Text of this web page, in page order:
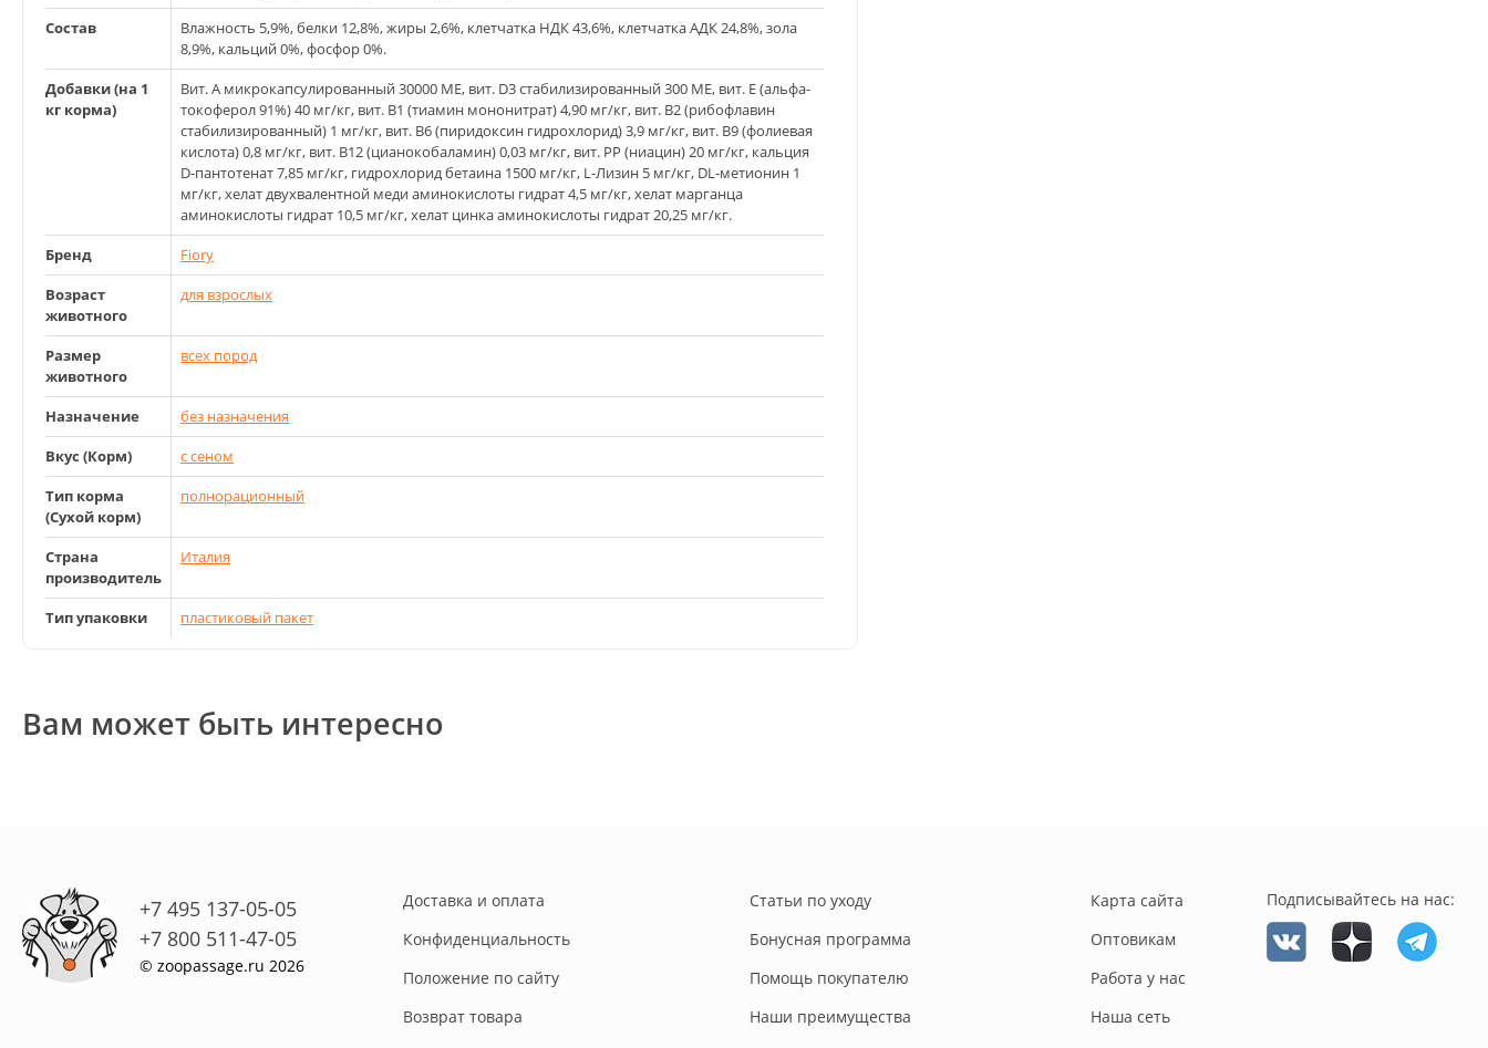
Состав
Влажность 5,9%, белки 12,8%, жиры 2,6%, клетчатка НДК 43,6%, клетчатка AДК 24,8%, зола
8,9%, кальций 0%, фосфор 0%.
Добавки (на 1
кг корма)
Вит. А микрокапсулированный 30000 МЕ, вит. D3 стабилизированный 300 МЕ, вит. Е (альфа-
токоферол 91%) 40 мг/кг, вит. В1 (тиамин мононитрат) 4,90 мг/кг, вит. В2 (рибофлавин
стабилизированный) 1 мг/кг, вит. В6 (пиридоксин гидрохлорид) 3,9 мг/кг, вит. В9 (фолиевая
кислота) 0,8 мг/кг, вит. В12 (цианокобаламин) 0,03 мг/кг, вит. РР (ниацин) 20 мг/кг, кальция
D-пантотенат 7,85 мг/кг, гидрохлорид бетаина 1500 мг/кг, L-Лизин 5 мг/кг, DL-метионин 1
мг/кг, хелат двухвалентной меди аминокислоты гидрат 4,5 мг/кг, хелат марганца
аминокислоты гидрат 10,5 мг/кг, хелат цинка аминокислоты гидрат 20,25 мг/кг.
Бренд
Fiory
Возраст
животного
для взрослых
Размер
животного
всех пород
Назначение
без назначения
Вкус (Корм)
с сеном
Тип корма
(Сухой корм)
полнорационный
Страна
производитель
Италия
Тип упаковки пластиковый пакет
Вам может быть интересно
+7 495 137-05-05
+7 800 511-47-05
© zoopassage.ru 2026
Доставка и оплата
Конфиденциальность
Положение по сайту
Возврат товара
Статьи по уходу
Бонусная программа
Помощь покупателю
Наши преимущества
Карта сайта
Оптовикам
Работа у нас
Наша сеть
Подписывайтесь на нас: